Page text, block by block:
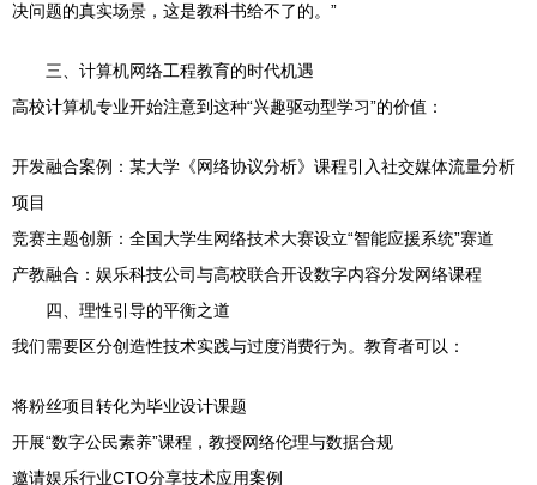
决问题的真实场景，这是教科书给不了的。”
三、计算机网络工程教育的时代机遇
高校计算机专业开始注意到这种“兴趣驱动型学习”的价值：
开发融合案例：某大学《网络协议分析》课程引入社交媒体流量分析
项目
竞赛主题创新：全国大学生网络技术大赛设立“智能应援系统”赛道
产教融合：娱乐科技公司与高校联合开设数字内容分发网络课程
四、理性引导的平衡之道
我们需要区分创造性技术实践与过度消费行为。教育者可以：
将粉丝项目转化为毕业设计课题
开展“数字公民素养”课程，教授网络伦理与数据合规
邀请娱乐行业CTO分享技术应用案例